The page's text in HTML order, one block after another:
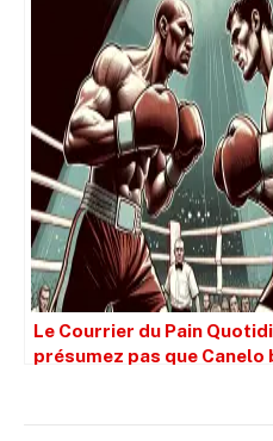
Le Courrier du Pain
présumez pas que